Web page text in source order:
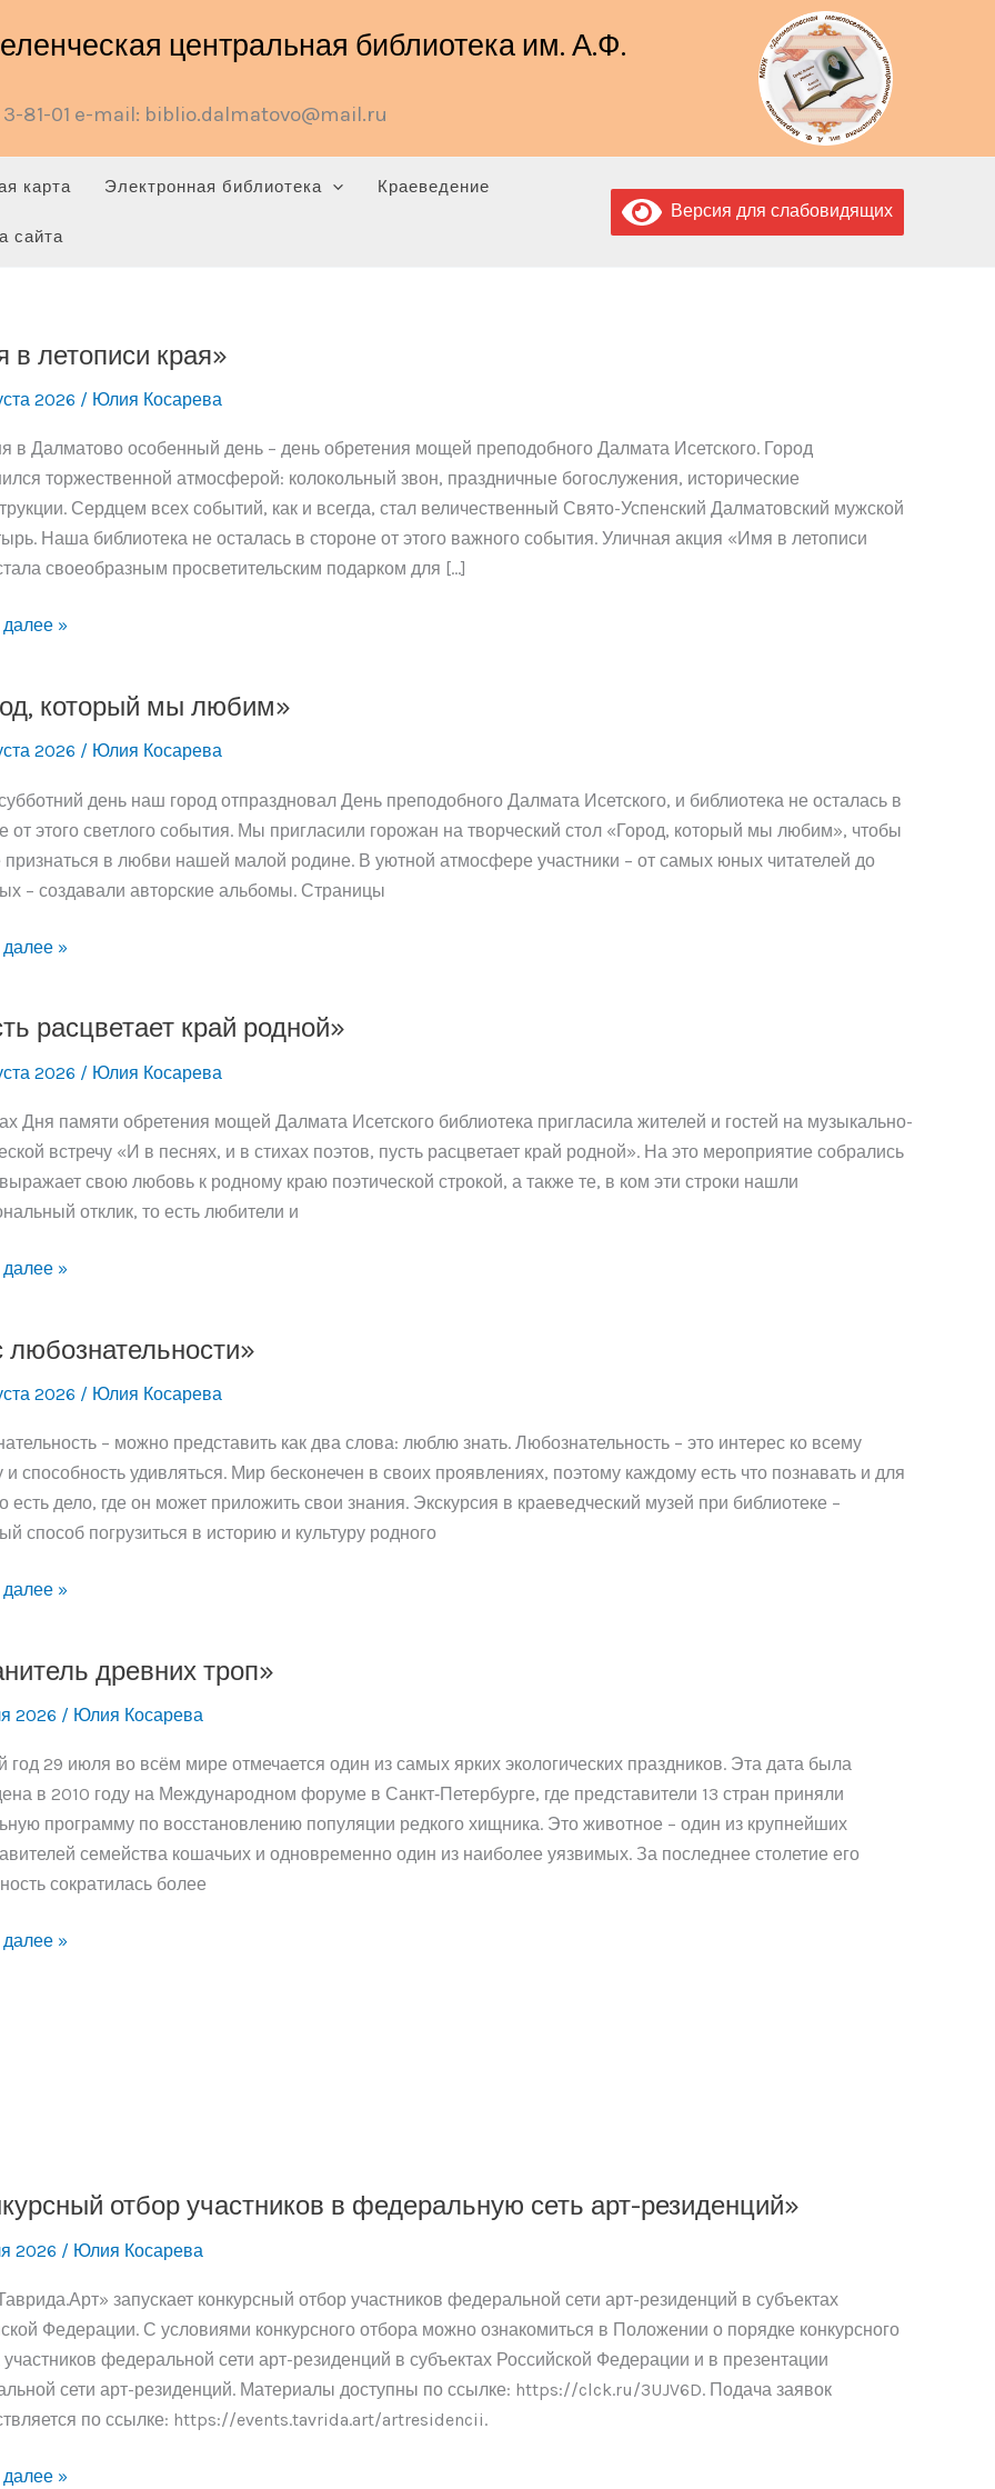
центральная библиотека им. А.Ф.
81-01 e-mail: biblio.dalmatovo@mail.ru
карта Электронная библиотека Краеведение
сайта
Версия для слабовидящих
в летописи края»
2026 / Юлия Косарева
в Далматово особенный день – день обретения мощей преподобного Далмата Исетского. Город
торжественной атмосферой: колокольный звон, праздничные богослужения, исторические
Сердцем всех событий, как и всегда, стал величественный Свято-Успенский Далматовский мужской
Наша библиотека не осталась в стороне от этого важного события. Уличная акция «Имя в летописи
своеобразным просветительским подарком для […]
далее »
который мы любим»
2026 / Юлия Косарева
день наш город отпраздновал День преподобного Далмата Исетского, и библиотека не осталась в
от этого светлого события. Мы пригласили горожан на творческий стол «Город, который мы любим», чтобы
признаться в любви нашей малой родине. В уютной атмосфере участники – от самых юных читателей до
– создавали авторские альбомы. Страницы
далее »
расцветает край родной»
2026 / Юлия Косарева
Дня памяти обретения мощей Далмата Исетского библиотека пригласила жителей и гостей на музыкально-
встречу «И в песнях, и в стихах поэтов, пусть расцветает край родной». На это мероприятие собрались
выражает свою любовь к родному краю поэтической строкой, а также те, в ком эти строки нашли
отклик, то есть любители и
далее »
любознательности»
2026 / Юлия Косарева
– можно представить как два слова: люблю знать. Любознательность – это интерес ко всему
и способность удивляться. Мир бесконечен в своих проявлениях, поэтому каждому есть что познавать и для
есть дело, где он может приложить свои знания. Экскурсия в краеведческий музей при библиотеке –
способ погрузиться в историю и культуру родного
далее »
древних троп»
2026 / Юлия Косарева
год 29 июля во всём мире отмечается один из самых ярких экологических праздников. Эта дата была
в 2010 году на Международном форуме в Санкт‑Петербурге, где представители 13 стран приняли
программу по восстановлению популяции редкого хищника. Это животное – один из крупнейших
семейства кошачьих и одновременно один из наиболее уязвимых. За последнее столетие его
сократилась более
далее »
отбор участников в федеральную сеть арт-резиденций»
2026 / Юлия Косарева
запускает конкурсный отбор участников федеральной сети арт-резиденций в субъектах
Федерации. С условиями конкурсного отбора можно ознакомиться в Положении о порядке конкурсного
участников федеральной сети арт-резиденций в субъектах Российской Федерации и в презентации
сети арт-резиденций. Материалы доступны по ссылке: https://clck.ru/3UJV6D. Подача заявок
по ссылке: https://events.tavrida.art/artresidencii.
далее »